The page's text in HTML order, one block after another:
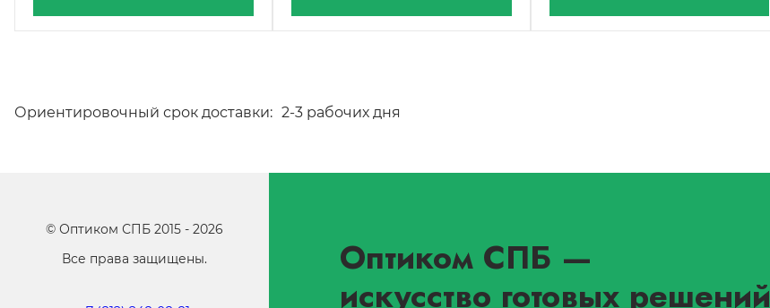
Ориентировочный срок доставки: 2-3 рабочих дня
© Оптиком СПБ 2015 - 2026
Все права защищены.
Оптиком СПБ —
искусство готовых решений